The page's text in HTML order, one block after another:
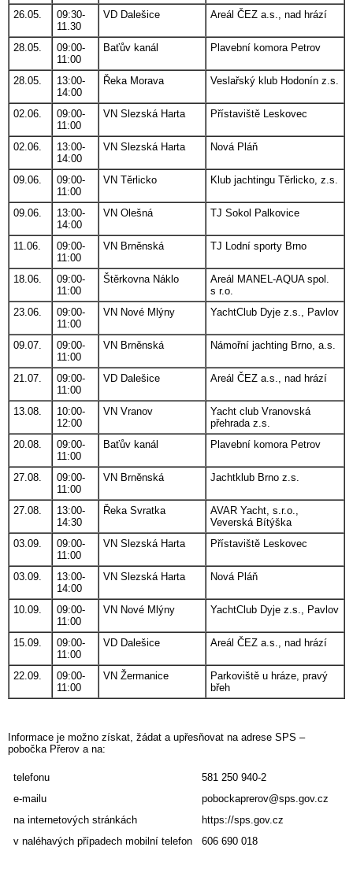
26.05.
09:30-
11.30
VD Dalešice Areál ČEZ a.s., nad hrází
28.05.
09:00-
11:00
Baťův kanál Plavební komora Petrov
28.05.
13:00-
14:00
Řeka Morava Veslařský klub Hodonín z.s.
02.06.
09:00-
11:00
VN Slezská Harta Přístaviště Leskovec
02.06.
13:00-
14:00
VN Slezská Harta Nová Pláň
09.06.
09:00-
11:00
VN Těrlicko Klub jachtingu Těrlicko, z.s.
09.06.
13:00-
14:00
VN Olešná TJ Sokol Palkovice
11.06.
09:00-
11:00
VN Brněnská TJ Lodní sporty Brno
18.06.
09:00-
11:00
Štěrkovna Náklo
Areál MANEL-AQUA spol.
s r.o.
23.06.
09:00-
11:00
VN Nové Mlýny YachtClub Dyje z.s., Pavlov
09.07.
09:00-
11:00
VN Brněnská Námořní jachting Brno, a.s.
21.07.
09:00-
11:00
VD Dalešice Areál ČEZ a.s., nad hrází
13.08.
10:00-
12:00
VN Vranov
Yacht club Vranovská
přehrada z.s.
20.08.
09:00-
11:00
Baťův kanál Plavební komora Petrov
27.08.
09:00-
11:00
VN Brněnská Jachtklub Brno z.s.
27.08.
13:00-
14:30
Řeka Svratka
AVAR Yacht, s.r.o.,
Veverská Bítýška
03.09.
09:00-
11:00
VN Slezská Harta Přístaviště Leskovec
03.09.
13:00-
14:00
VN Slezská Harta Nová Pláň
10.09.
09:00-
11:00
VN Nové Mlýny YachtClub Dyje z.s., Pavlov
15.09.
09:00-
11:00
VD Dalešice Areál ČEZ a.s., nad hrází
22.09.
09:00-
11:00
VN Žermanice
Parkoviště u hráze, pravý
břeh
Informace je možno získat, žádat a upřesňovat na adrese SPS –
pobočka Přerov a na:
telefonu
581 250 940-2
e-mailu
pobockaprerov@sps.gov.cz
na internetových stránkách
https://sps.gov.cz
v naléhavých případech mobilní telefon
606 690 018